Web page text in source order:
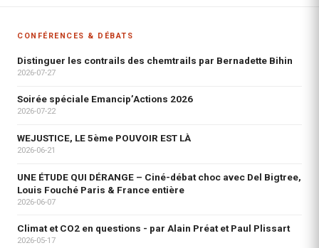
CONFÉRENCES & DÉBATS
Distinguer les contrails des chemtrails par Bernadette Bihin
2026-07-27
Soirée spéciale Emancip’Actions 2026
2026-07-22
WEJUSTICE, LE 5ème POUVOIR EST LÀ
2026-06-21
UNE ÉTUDE QUI DÉRANGE – Ciné-débat choc avec Del Bigtree,
Louis Fouché Paris & France entière
2026-06-07
Climat et CO2 en questions - par Alain Préat et Paul Plissart
2026-05-17